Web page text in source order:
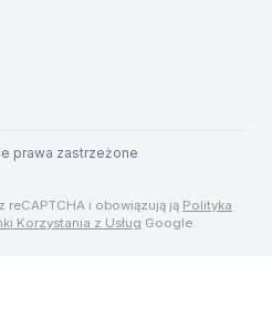
prawa zastrzeżone
i obowiązują ją Polityka
Korzystania z Usług Google.